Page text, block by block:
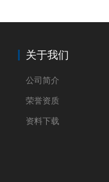
关于我们
公司简介
荣誉资质
资料下载